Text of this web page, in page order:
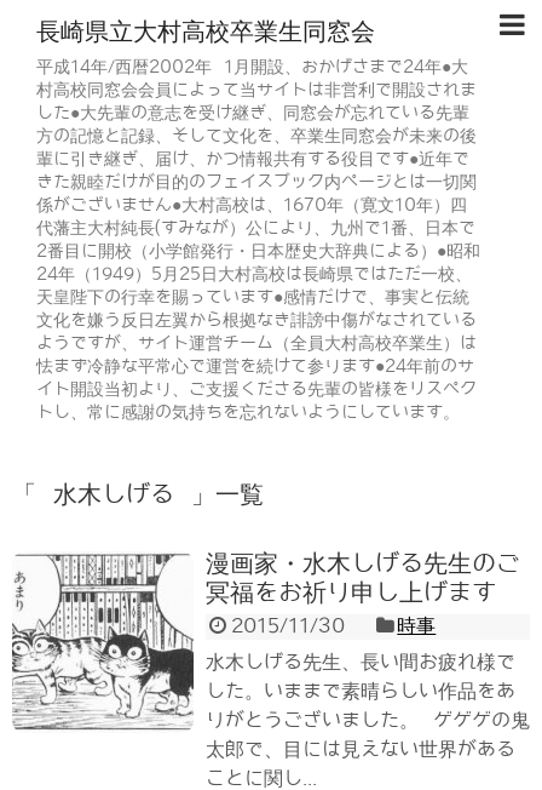
長崎県立大村高校卒業生同窓会
平成14年/西暦2002年 1月開設、おかげさまで24年●大
村高校同窓会会員によって当サイトは非営利で開設されま
した●大先輩の意志を受け継ぎ、同窓会が忘れている先輩
方の記憶と記録、そして文化を、卒業生同窓会が未来の後
輩に引き継ぎ、届け、かつ情報共有する役目です●近年で
きた親睦だけが目的のフェイスブック内ページとは一切関
係がございません●大村高校は、1670年（寛文10年）四
代藩主大村純長(すみなが）公により、九州で1番、日本で
2番目に開校（小学館発行・日本歴史大辞典による）●昭和
24年（1949）5月25日大村高校は長崎県ではただ一校、
天皇陛下の行幸を賜っています●感情だけで、事実と伝統
文化を嫌う反日左翼から根拠なき誹謗中傷がなされている
ようですが、サイト運営チーム（全員大村高校卒業生）は
怯まず冷静な平常心で運営を続けて参ります●24年前のサ
イト開設当初より、ご支援くださる先輩の皆様をリスペク
トし、常に感謝の気持ちを忘れないようにしています。
「 水木しげる 」一覧
漫画家・水木しげる先生のご
冥福をお祈り申し上げます
2015/11/30
時事
水木しげる先生、長い間お疲れ様で
した。いままで素晴らしい作品をあ
りがとうございました。 ゲゲゲの鬼
太郎で、目には見えない世界がある
ことに関し...